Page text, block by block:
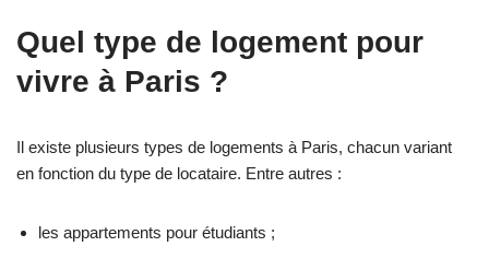
Quel type de logement pour
vivre à Paris ?
Il existe plusieurs types de logements à Paris, chacun variant
en fonction du type de locataire. Entre autres :
les appartements pour étudiants ;